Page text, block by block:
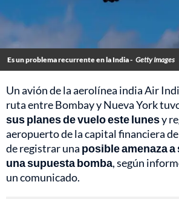
Es un problema recurrente en la India - Getty Images
Un avión de la aerolínea india Air
ruta entre Bombay y Nueva York
sus planes de vuelo este lunesy
aeropuerto de la capital financiera
de registrar una posible amenaza
una supuesta bomba, según
un comunicado.